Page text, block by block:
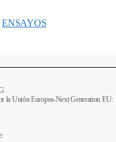
ENSAYOS
la Unión Europea-Next Generation EU: